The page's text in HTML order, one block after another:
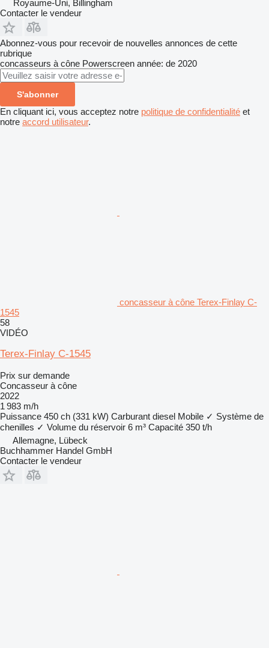
Royaume-Uni, Billingham
Contacter le vendeur
Abonnez-vous pour recevoir de nouvelles annonces de cette
rubrique
concasseurs à cône Powerscreen année: de 2020
S'abonner
En cliquant ici, vous acceptez notre politique de confidentialité et
notre accord utilisateur.
concasseur à cône Terex-Finlay C-
1545
58
VIDÉO
Terex-Finlay C-1545
Prix sur demande
Concasseur à cône
2022
1 983 m/h
Puissance 450 ch (331 kW) Carburant diesel Mobile ✓ Système de
chenilles ✓ Volume du réservoir 6 m³ Capacité 350 t/h
Allemagne, Lübeck
Buchhammer Handel GmbH
Contacter le vendeur